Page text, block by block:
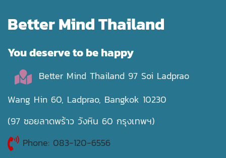
Better Mind Thailand
You deserve to be happy
Better Mind Thailand 97 Soi Ladprao
Wang Hin 60, Ladprao, Bangkok 10230
(97 ซอยลาดพร้าว วังหิน 60 กรุงเทพฯ)
Phone: 083-120-6556